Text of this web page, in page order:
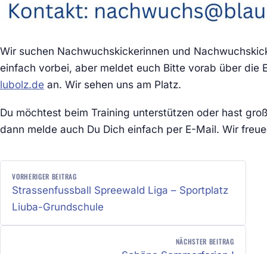
Wir suchen Nachwuchskickerinnen und
einfach vorbei, aber meldet euch Bitte vorab über die
lubolz.de an. Wir sehen uns am Platz.
Du möchtest beim Training unterstützen oder hast
dann melde auch Du Dich einfach per E-Mail. Wir
BEITRAGSNAVIGATION
VORHERIGER BEITRAG
Strassenfussball Spreewald Liga – Sportplatz
Liuba-Grundschule
NÄCHSTER BEITRAG